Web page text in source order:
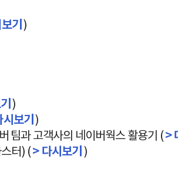
기 )
)
보기 )
팀과 고객사의 네이버웍스 활용기 (>
터) (> 다시보기 )